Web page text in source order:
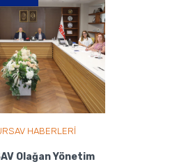
HABERLERİ
Olağan Yönetim